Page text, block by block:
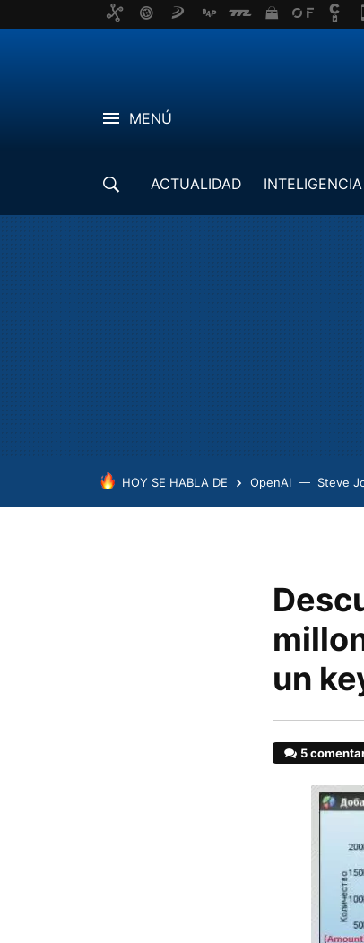
MENÚ
ACTUALIDAD
HOY SE HABLA DE OpenAI Steve
un
5